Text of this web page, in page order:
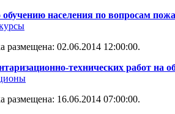
обучению населения по вопросам
размещена: 02.06.2014 12:00:00.
технических работ на
размещена: 16.06.2014 07:00:00.